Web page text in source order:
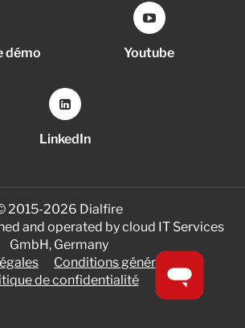
démo Youtube
LinkedIn
2015-2026 Dialfire
and operated by cloud IT Services
GmbH, Germany
Conditions générales
de confidentialité